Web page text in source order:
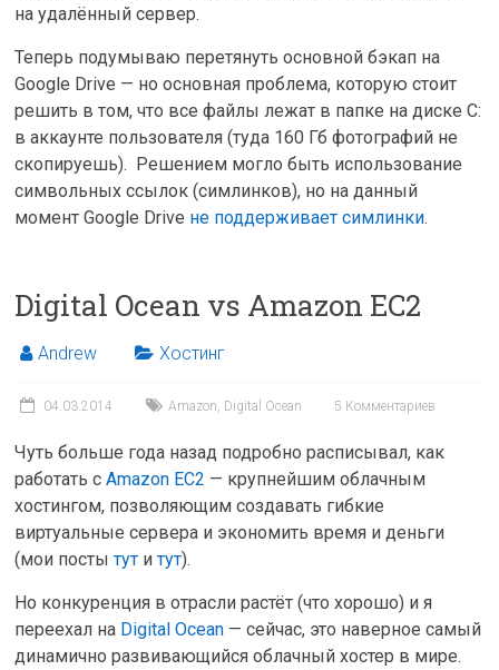
на удалённый сервер.
Теперь подумываю перетянуть основной бэкап на
Google Drive — но основная проблема, которую стоит
решить в том, что все файлы лежат в папке на диске C:
в аккаунте пользователя (туда 160 Гб фотографий не
скопируешь). Решением могло быть использование
символьных ссылок (симлинков), но на данный
момент Google Drive не поддерживает симлинки.
Digital Ocean vs Amazon EC2
Andrew Хостинг
04.03.2014 Amazon, Digital Ocean 5 Комментариев
Чуть больше года назад подробно расписывал, как
работать сAmazon EC2 — крупнейшим облачным
хостингом, позволяющим создавать гибкие
виртуальные сервера и экономить время и деньги
(мои постытут итут).
Но конкуренция в отрасли растёт (что хорошо) и я
переехал на Digital Ocean — сейчас, это наверное самый
динамично развивающийся облачный хостер в мире.